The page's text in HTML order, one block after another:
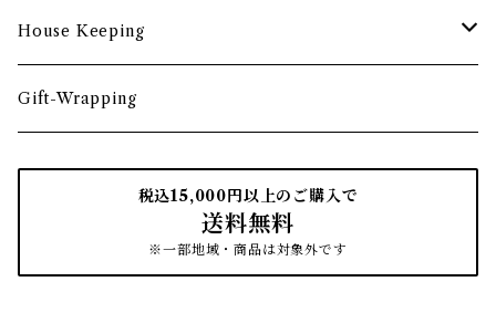
カトラリー
箸・箸置き
トレイ・コースター
お盆
茶筒
文房具収納
遊印
インクパッド
鏡・ミラー
フック
花器
デスク・スツール
本棚・収納棚
House Keeping
たわし
ほうき
Gift-Wrapping
税込15,000円以上のご購入で
送料無料
※一部地域・商品は対象外です